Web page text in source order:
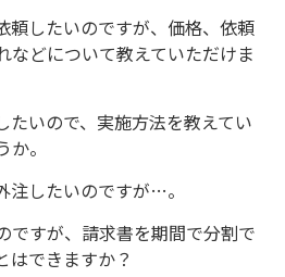
頼したいのですが、価格、依頼
などについて教えていただけま
たいので、実施方法を教えてい
。
注したいのですが…。
ですが、請求書を期間で分割で
はできますか？